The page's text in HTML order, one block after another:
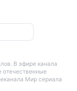
В эфире канала
отечественные
Мир сериала